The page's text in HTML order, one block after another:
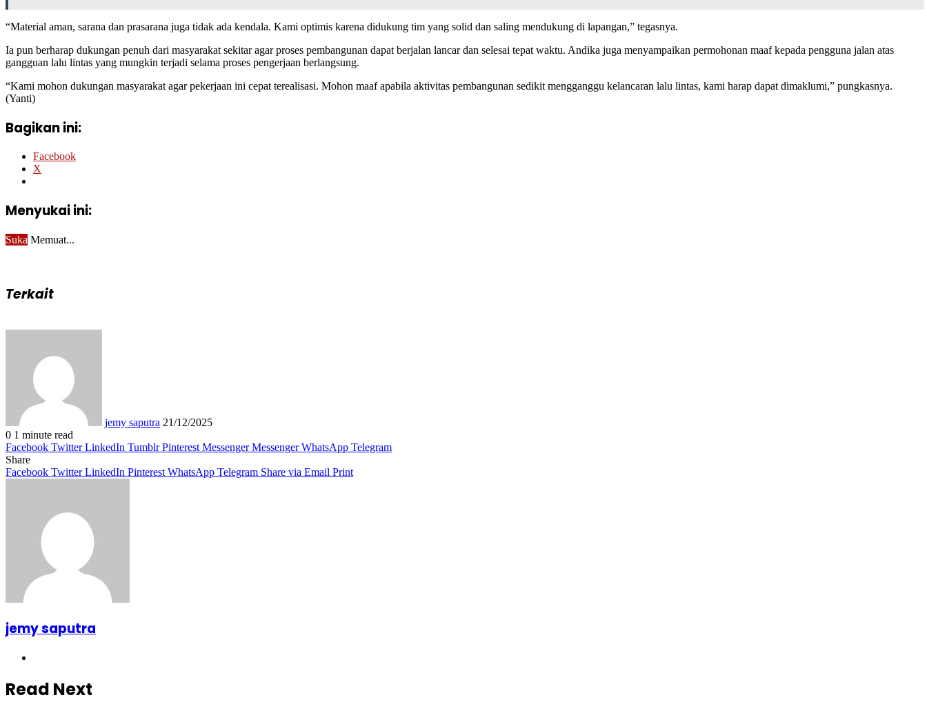
“Material aman, sarana dan prasarana juga tidak ada kendala. Kami optimis karena didukung tim yang solid dan saling mendukung di lapangan,” tegasnya.
Ia pun berharap dukungan penuh dari masyarakat sekitar agar proses pembangunan dapat berjalan lancar dan selesai tepat waktu. Andika juga menyampaikan permohonan maaf kepada pengguna jalan atas
gangguan lalu lintas yang mungkin terjadi selama proses pengerjaan berlangsung.
“Kami mohon dukungan masyarakat agar pekerjaan ini cepat terealisasi. Mohon maaf apabila aktivitas pembangunan sedikit mengganggu kelancaran lalu lintas, kami harap dapat dimaklumi,” pungkasnya.
(Yanti)
Bagikan ini:
Facebook
X
Menyukai ini:
Suka Memuat...
Terkait
jemy saputra 21/12/2025
0 1 minute read
Facebook Twitter LinkedIn Tumblr Pinterest Messenger Messenger WhatsApp Telegram
Share
Facebook Twitter LinkedIn Pinterest WhatsApp Telegram Share via Email Print
jemy saputra
Read Next